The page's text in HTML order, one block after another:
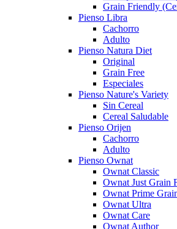
Grain Friendly
Pienso Libra
Cachorro
Adulto
Pienso Natura Diet
Original
Grain Free
Especiales
Pienso Nature's Variety
Sin Cereal
Cereal Saludable
Pienso Orijen
Cachorro
Adulto
Pienso Ownat
Ownat Classic
Ownat Just Grain
Ownat Prime
Ownat Ultra
Ownat Care
Ownat Author